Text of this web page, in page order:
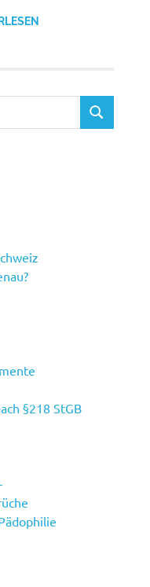
SUCHEN
§218 StGB